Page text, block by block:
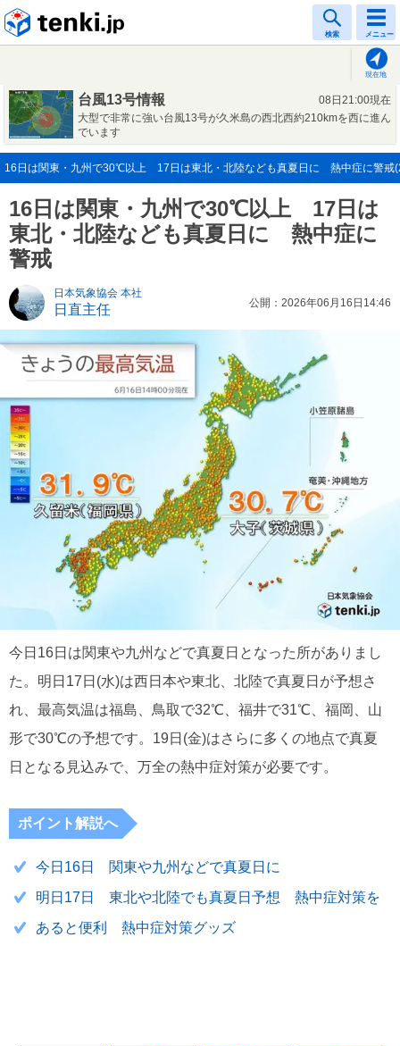
検索 メニュー
現在地
台風13号情報
08日21:00現在
大型で非常に強い台風13号が久米島の西北西約210kmを西に進ん
でいます
16日は関東・九州で30℃以上 17日は東北・北陸なども真夏日に 熱中症に警戒
16日は関東・九州で30℃以上 17日は
東北・北陸なども真夏日に 熱中症に
警戒
日本気象協会 本社
日直主任 公開：2026年06月16日14:46
今日16日は関東や九州などで真夏日となった所がありまし
た。明日17日(水)は西日本や東北、北陸で真夏日が予想さ
れ、最高気温は福島、鳥取で32℃、福井で31℃、福岡、山
形で30℃の予想です。19日(金)はさらに多くの地点で真夏
日となる見込みで、万全の熱中症対策が必要です。
ポイント解説へ
今日16日 関東や九州などで真夏日に
明日17日 東北や北陸でも真夏日予想 熱中症対策を
あると便利 熱中症対策グッズ